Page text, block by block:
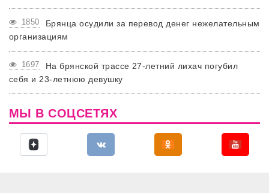
1850
Брянца осудили за перевод денег нежелательным
организациям
1697
На брянской трассе 27-летний лихач погубил
себя и 23-летнюю девушку
МЫ В СОЦСЕТЯХ